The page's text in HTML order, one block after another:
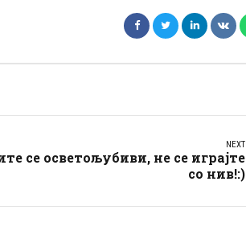
NEXT
се осветољубиви, не се играјте
со нив!:)